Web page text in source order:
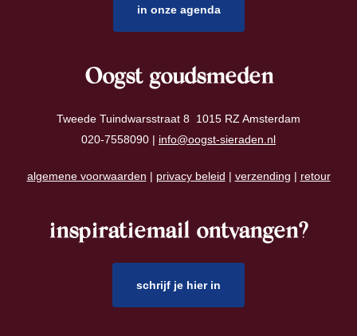
in onze agenda
Oogst goudsmeden
Tweede Tuindwarsstraat 8 1015 RZ Amsterdam
020-7558090 | info@oogst-sieraden.nl
algemene voorwaarden | privacy beleid | verzending | retour
inspiratiemail ontvangen?
schrijf je hier in